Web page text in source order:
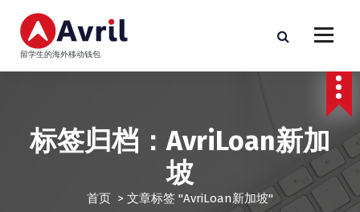
留学生的海外移动钱包
标签归档：AvriLoan新加
坡
首页 > 文章标签 "AvriLoan新加坡"